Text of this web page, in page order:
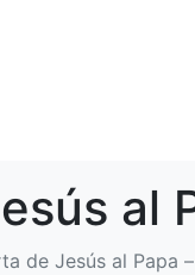
al
de Jesús al Papa